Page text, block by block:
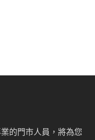
的門市人員，將為您